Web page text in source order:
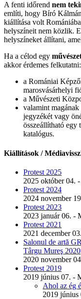
A fenti időrend nem
említi, hogy Bíró
kiállítása volt
helyszíneit nem közlik.
helyszíneket állítani,
Ha a célod egy
akkor érdemes felkutatni:
a Romániai
marosvásárhelyi
a Művészeti
valamint
jegyzékét vagy
összeállítható egy
katalógus.
Kiállítások /
Protest 2025
2025 október 04.
Protest 2024
2024 november
Protest 2023
2023 január 06. -
Protest 2021
2021 december
Salonul de artă
Târgu Mureş 2020
2020 november
Protest 2019
2019 június 07. -
Ahol az ég
2019 június